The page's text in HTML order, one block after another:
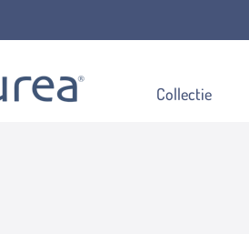
Collectie
Veterschoenen 6305.2141